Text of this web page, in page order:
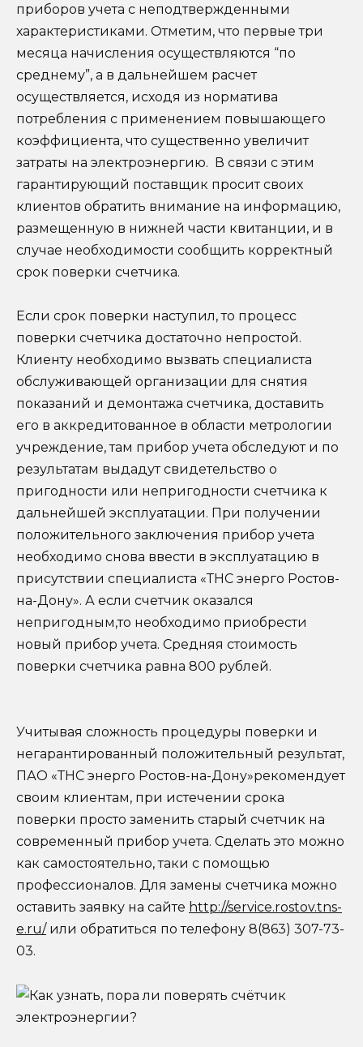
приборов учета с неподтвержденными
характеристиками. Отметим, что первые три
месяца начисления осуществляются “по
среднему”, а в дальнейшем расчет
осуществляется, исходя из норматива
потребления с применением повышающего
коэффициента, что существенно увеличит
затраты на электроэнергию. В связи с этим
гарантирующий поставщик просит своих
клиентов обратить внимание на информацию,
размещенную в нижней части квитанции, и в
случае необходимости сообщить корректный
срок поверки счетчика.
Если срок поверки наступил, то процесс
поверки счетчика достаточно непростой.
Клиенту необходимо вызвать специалиста
обслуживающей организации для снятия
показаний и демонтажа счетчика, доставить
его в аккредитованное в области метрологии
учреждение, там прибор учета обследуют и по
результатам выдадут свидетельство о
пригодности или непригодности счетчика к
дальнейшей эксплуатации. При получении
положительного заключения прибор учета
необходимо снова ввести в эксплуатацию в
присутствии специалиста «ТНС энерго Ростов-
на-Дону». А если счетчик оказался
непригодным,то необходимо приобрести
новый прибор учета. Средняя стоимость
поверки счетчика равна 800 рублей.
Учитывая сложность процедуры поверки и
негарантированный положительный результат,
ПАО «ТНС энерго Ростов-на-Дону»рекомендует
своим клиентам, при истечении срока
поверки просто заменить старый счетчик на
современный прибор учета. Сделать это можно
как самостоятельно, таки с помощью
профессионалов. Для замены счетчика можно
оставить заявку на сайте http://service.rostov.tns-
e.ru/или обратиться по телефону 8(863) 307-73-
03.